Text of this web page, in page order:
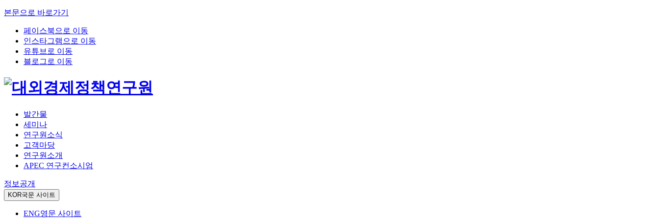
본문으로 바로가기
페이스북으로 이동
인스타그램으로 이동
유튜브로 이동
블로그로 이동
발간물
세미나
연구원소식
고객마당
연구원소개
APEC 연구컨소시엄
정보공개
KOR국문 사이트
ENG영문 사이트